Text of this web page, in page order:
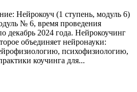
Нейрокоуч (1 ступень, модуль 6)
№ 6, время проведения
декабрь 2024 года. Нейрокоучинг
объединяет нейронауки:
психофизиологию,
коучинга для...